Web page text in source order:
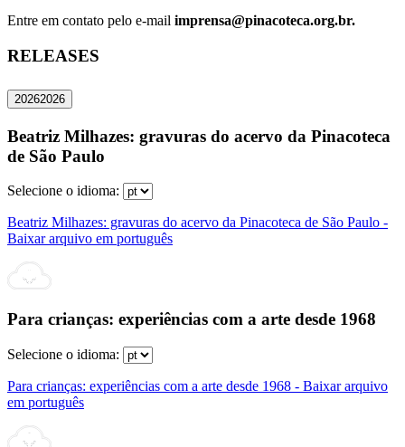
Entre em contato pelo e-mail imprensa@pinacoteca.org.br.
RELEASES
20262026
Beatriz Milhazes: gravuras do acervo da Pinacoteca
de São Paulo
Selecione o idioma:
Beatriz Milhazes: gravuras do acervo da Pinacoteca de São Paulo -
Baixar arquivo em português
Para crianças: experiências com a arte desde 1968
Selecione o idioma:
Para crianças: experiências com a arte desde 1968 - Baixar arquivo
em português